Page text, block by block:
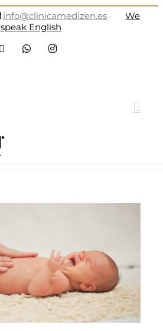
info@clinicamedizen.es -
We
speak English
FacebookWhatsAppInstagram